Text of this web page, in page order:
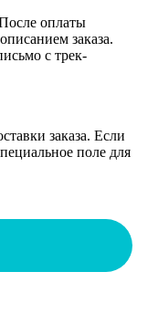
оплаты
заказа.
с трек-
заказа. Если
поле для